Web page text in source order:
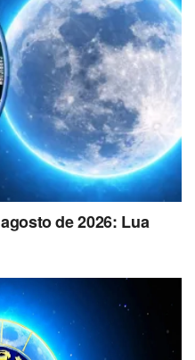
de 2026: Lua